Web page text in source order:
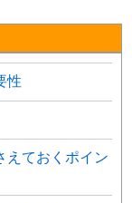
性
えておくポイン